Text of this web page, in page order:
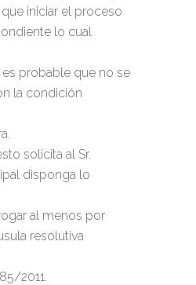
iniciar el proceso
lo cual
probable que no se
la condición
solicita al Sr.
disponga lo
al menos por
resolutiva
2011.